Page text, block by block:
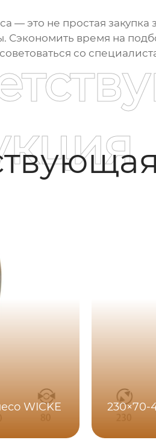
— это не простая
Сэкономить время на
со
WICKE 230×70-